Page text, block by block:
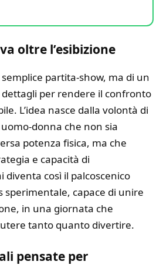
oltre l’esibizione
partita-show, ma di un
per rendere il confronto
L’idea nasce dalla volontà di
donna che non sia
potenza fisica, ma che
e capacità di
così il palcoscenico
sperimentale, capace di unire
in una giornata che
tanto quanto divertire.
pensate per